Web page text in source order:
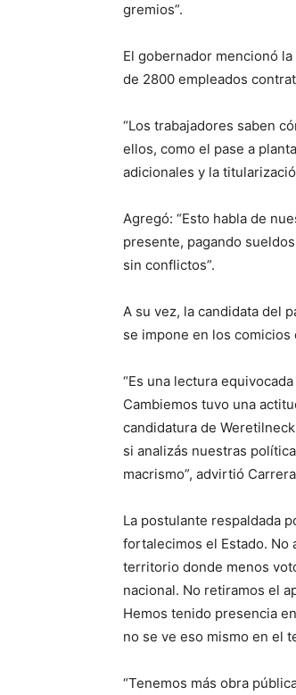
gremios”.
El gobernador mencionó
de 2800 empleados
“Los trabajadores saben
ellos, como el pase a
adicionales y la
Agregó: “Esto habla de
presente, pagando
sin conflictos”.
A su vez, la candidata del
se impone en los
“Es una lectura
Cambiemos tuvo una
candidatura de
si analizás nuestras
macrismo”, advirtió
La postulante respaldada
fortalecimos el Estado. No
territorio donde menos
nacional. No retiramos el
Hemos tenido presencia
no se ve eso mismo en el
“Tenemos más obra